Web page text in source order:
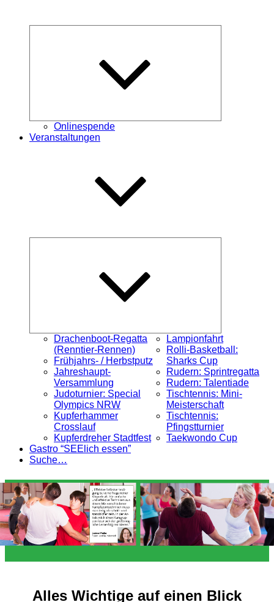
Onlinespende
Veranstaltungen
Drachenboot-Regatta
(Renntier-Rennen)
Frühjahrs- / Herbstputz
Jahreshaupt-
Versammlung
Judoturnier: Special
Olympics NRW
Kupferhammer
Crosslauf
Kupferdreher Stadtfest
Lampionfahrt
Rolli-Basketball:
Sharks Cup
Rudern: Sprintregatta
Rudern: Talentiade
Tischtennis: Mini-
Meisterschaft
Tischtennis:
Pfingstturnier
Taekwondo Cup
Gastro “SEElich essen”
Suche…
Alles Wichtige auf einen Blick